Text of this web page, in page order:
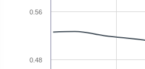
0.48
0.56